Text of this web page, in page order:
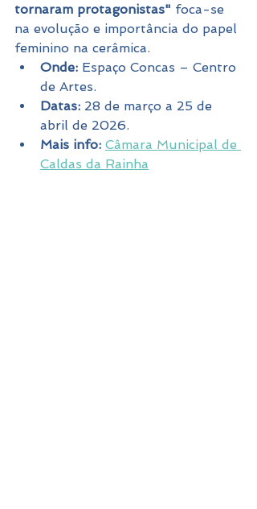
tornaram protagonistas" foca-se
na evolução e importância do papel
feminino na cerâmica.
Onde: Espaço Concas – Centro
de Artes.
Datas: 28 de março a 25 de
abril de 2026.
Mais info: Câmara Municipal de
Caldas da Rainha